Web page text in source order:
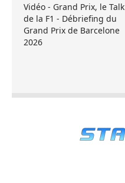
Vidéo - Grand Prix, le Talk
de la F1 - Débriefing du
Grand Prix de Barcelone
2026